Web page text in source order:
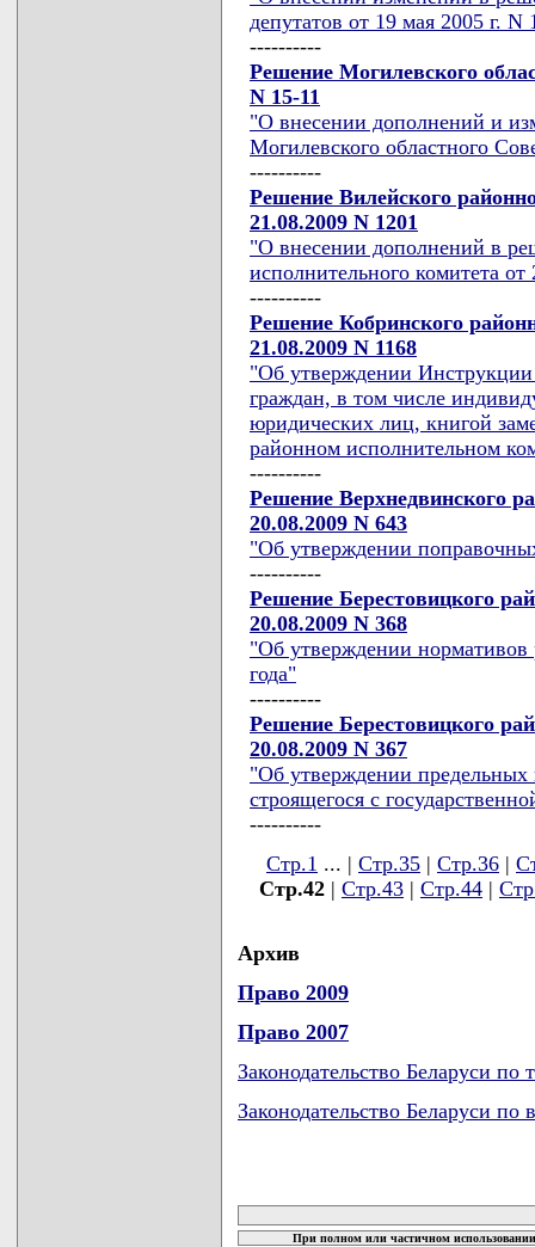
депутатов от 19 мая 2005 г. N
----------
Решение Могилевского
N 15-11
"О внесении дополнений и
Могилевского областного
----------
Решение Вилейского
21.08.2009 N 1201
"О внесении дополнений в
исполнительного комитета
----------
Решение Кобринского
21.08.2009 N 1168
"Об утверждении
граждан, в том числе
юридических лиц, книгой
районном исполнительном
----------
Решение Верхнедвинского
20.08.2009 N 643
"Об утверждении
----------
Решение Берестовицкого
20.08.2009 N 368
"Об утверждении нормативов
года"
----------
Решение Берестовицкого
20.08.2009 N 367
"Об утверждении
строящегося с
----------
Стр.1 ... | Стр.35 | Стр.36 |
Стр.42 | Стр.43 | Стр.44 |
Архив
Право 2009
Право 2007
Законодательство Беларуси по
Законодательство Беларуси по
При полном или частичном